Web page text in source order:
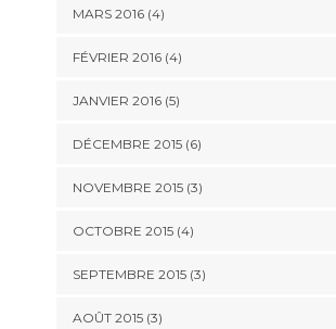
MARS 2016(4)
FÉVRIER 2016(4)
JANVIER 2016(5)
DÉCEMBRE 2015(6)
NOVEMBRE 2015(3)
OCTOBRE 2015(4)
SEPTEMBRE 2015(3)
AOÛT 2015(3)